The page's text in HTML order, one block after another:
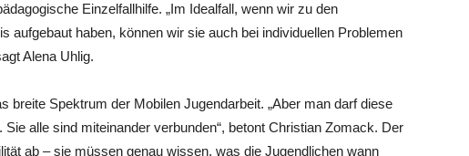
Einzelfallhilfe. „Im Idealfall, wenn wir zu den
aufgebaut haben, können wir sie auch bei individuellen Problemen
Alena Uhlig.
breite Spektrum der ­Mobilen Jugendarbeit. „Aber man darf diese
alle sind miteinander verbunden“, betont Christian Zomack. Der
ab – sie müssen genau wissen, was die Jugendlichen wann